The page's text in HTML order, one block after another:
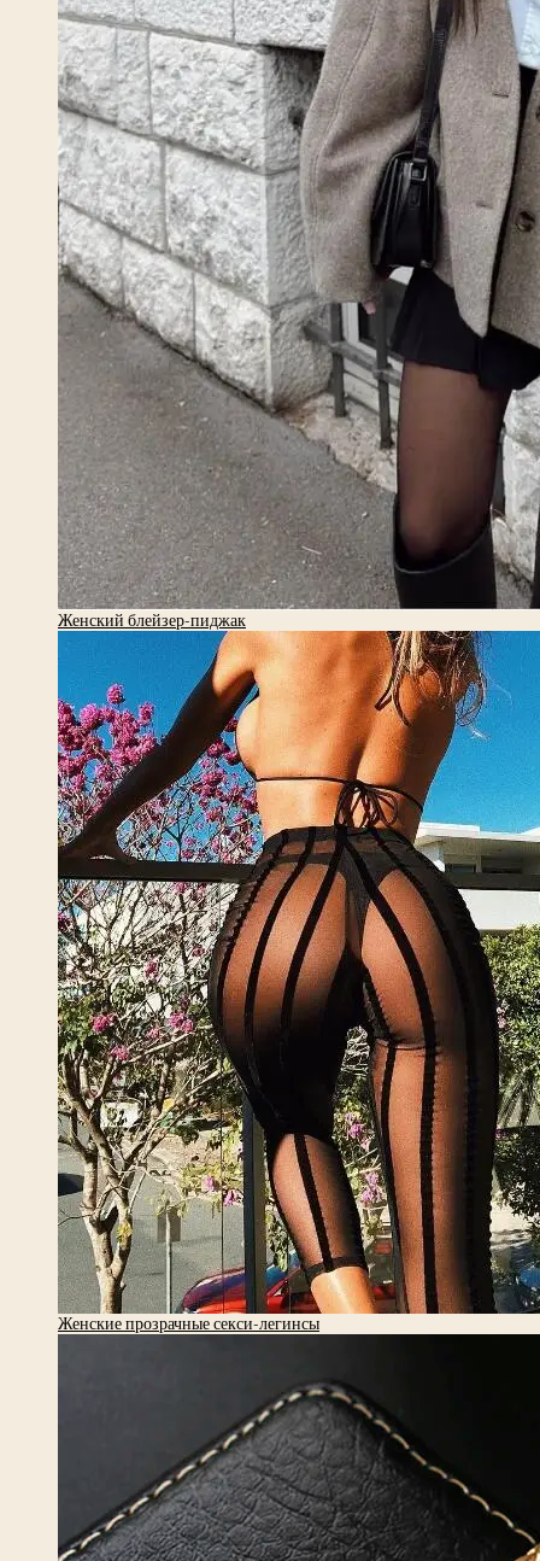
Женский блейзер-пиджак
Женские прозрачные секси-легинсы